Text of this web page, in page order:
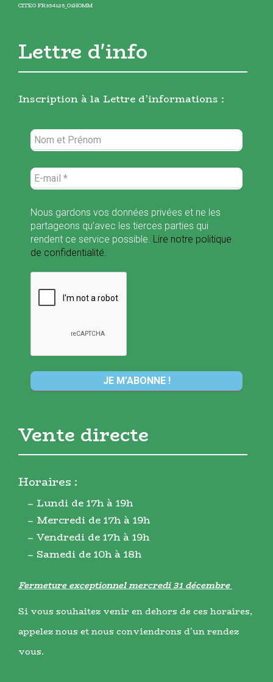
CITEO FR354125_01HOMM
Lettre d'info
Inscription à la Lettre d’informations :
Nous gardons vos données privées et ne les
partageons qu’avec les tierces parties qui
rendent ce service possible. Lire notre politique
de confidentialité.
Vente directe
Horaires :
– Lundi de 17h à 19h
– Mercredi de 17h à 19h
– Vendredi de 17h à 19h
– Samedi de 10h à 18h
Fermeture exceptionnel mercredi 31 décembre
Si vous souhaitez venir en dehors de ces horaires,
appelez nous et nous conviendrons d’un rendez
vous.